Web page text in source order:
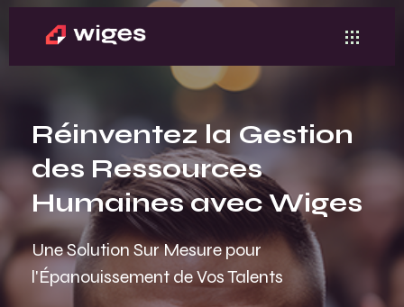
Réinventez la Gestion
des Ressources
Humaines avec Wiges
Une Solution Sur Mesure pour
l'Épanouissement de Vos Talents